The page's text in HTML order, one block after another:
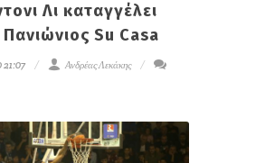
Λι καταγγέλει
Su Casa
Ανδρέας Λεκάκης